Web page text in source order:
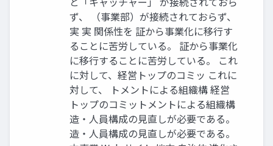
ず、 （事業部）が接続されておらず、
実 実 関係性を 証から事業化に移行す
ることに苦労している。 証から事業化
に移行することに苦労している。 これ
に対して、経営トップのコミッ これに
対して、 トメントによる組織構 経営
トップのコミットメントによる組織構
造・人員構成の見直しが必要である。
造・人員構成の見直しが必要である。